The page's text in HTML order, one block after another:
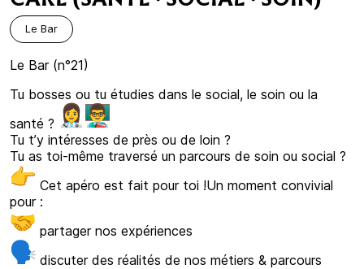
Le Bar
Le Bar (n°21)
Tu bosses ou tu étudies dans le social, le soin ou la
santé ?
Tu t’y intéresses de près ou de loin ?
Tu as toi-même traversé un parcours de soin ou social ?
Cet apéro est fait pour toi !Un moment convivial
pour :
partager nos expériences
discuter des réalités de nos métiers & parcours